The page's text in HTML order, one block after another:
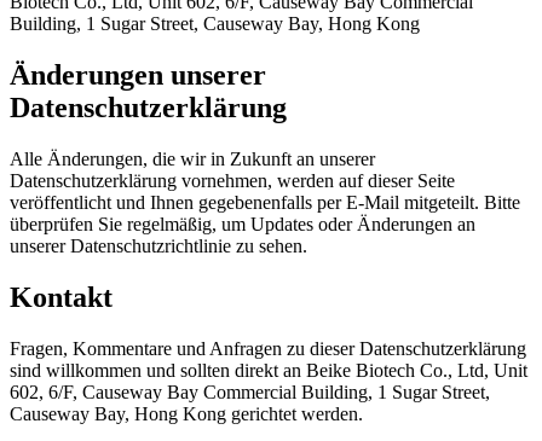
Building, 1 Sugar Street, Causeway Bay, Hong Kong
Änderungen unserer
Datenschutzerklärung
Alle Änderungen, die wir in Zukunft an unserer
Datenschutzerklärung vornehmen, werden auf dieser Seite
veröffentlicht und Ihnen gegebenenfalls per E-Mail mitgeteilt. Bitte
überprüfen Sie regelmäßig, um Updates oder Änderungen an
unserer Datenschutzrichtlinie zu sehen.
Kontakt
Fragen, Kommentare und Anfragen zu dieser Datenschutzerklärung
sind willkommen und sollten direkt an Beike Biotech Co., Ltd, Unit
602, 6/F, Causeway Bay Commercial Building, 1 Sugar Street,
Causeway Bay, Hong Kong gerichtet werden.